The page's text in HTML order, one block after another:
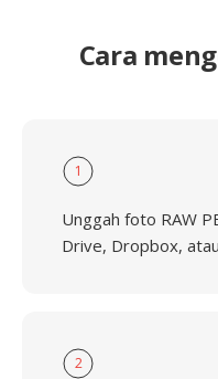
Cara
1
Unggah foto RAW
Drive, Dropbox,
2